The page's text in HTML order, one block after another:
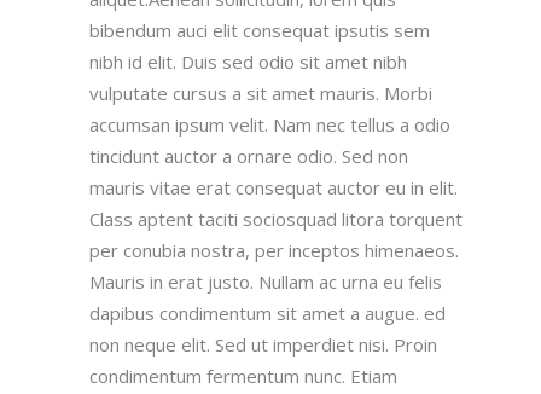
bibendum auci elit consequat ipsutis sem
nibh id elit. Duis sed odio sit amet nibh
vulputate cursus a sit amet mauris. Morbi
accumsan ipsum velit. Nam nec tellus a odio
tincidunt auctor a ornare odio. Sed non
mauris vitae erat consequat auctor eu in elit.
Class aptent taciti sociosquad litora torquent
per conubia nostra, per inceptos himenaeos.
Mauris in erat justo. Nullam ac urna eu felis
dapibus condimentum sit amet a augue. ed
non neque elit. Sed ut imperdiet nisi. Proin
condimentum fermentum nunc. Etiam